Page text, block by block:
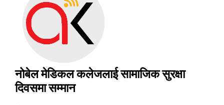
नोबेल मेडिकल कलेजलाई सामाजिक सुरक्षा
दिवसमा सम्मान